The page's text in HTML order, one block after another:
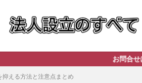
お問合せは即対応します！
える方法と注意点まとめ